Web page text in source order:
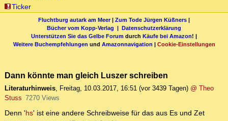
Ticker
Fluchtburg autark am Meer| Zum Tode Jürgen Küßners |
Bücher vom Kopp-Verlag | Datenschutzerklärung
Unterstützen Sie das Gelbe Forum durch Käufe bei Amazon! |
Weitere Buchempfehlungen und Amazonnavigation | Cookie-Einstellungen
Dann könnte man gleich Luszer schreiben
Literaturhinweis, Freitag, 10.03.2017, 16:51 (vor 3439 Tagen) @ Theo
Stuss 7270 Views
Denn 'hs' ist eine andere Schreibweise für das aus Es und Zet